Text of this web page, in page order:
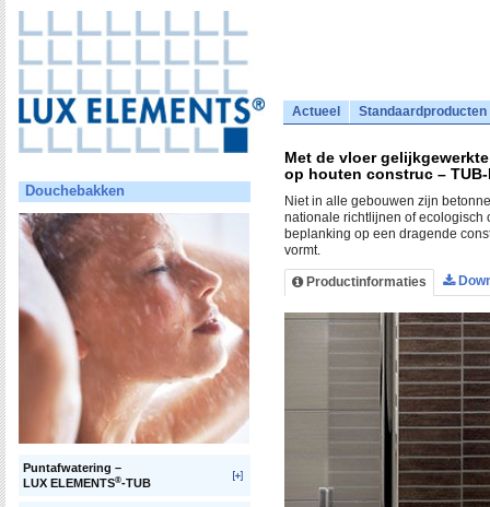
Actueel Standaardproducten
Douchebakken
Puntafwatering –
LUX ELEMENTS®-TUB
Met de vloer
op houten construc – TUB-
Niet in alle gebouwen zijn
nationale richtlijnen of ecologisch
beplanking op een dragende
vormt.
Productinformaties